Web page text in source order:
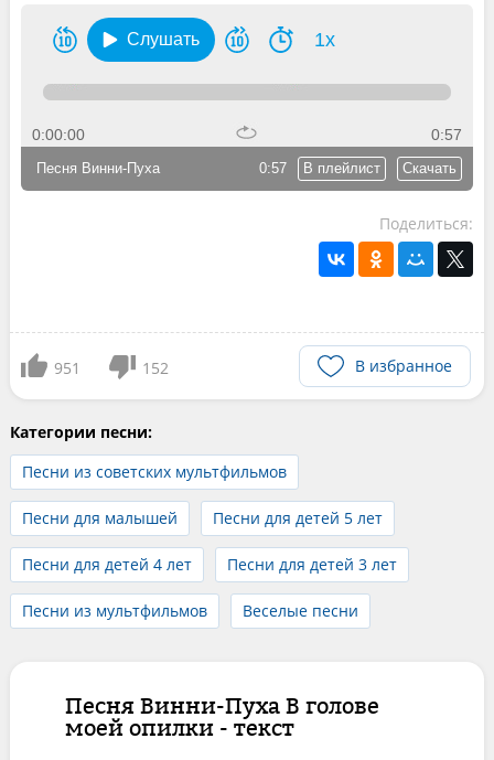
Слушать 1x
0:00:00 0:57
0:57 В плейлист Скачать
Песня Винни-Пуха
Поделиться:
951 152 В избранное
Категории песни:
Песни из советских мультфильмов
Песни для малышей Песни для детей 5 лет
Песни для детей 4 лет Песни для детей 3 лет
Песни из мультфильмов Веселые песни
Песня Винни-Пуха В голове
моей опилки - текст